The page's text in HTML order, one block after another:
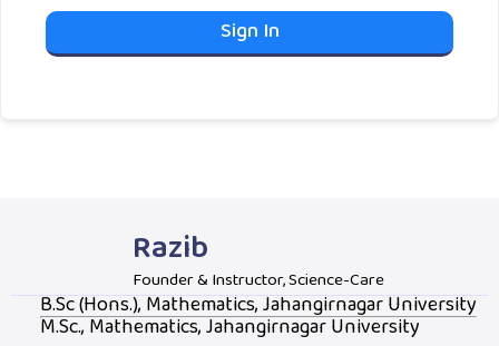
Sign In
Razib
Founder & Instructor, Science-Care
B.Sc (Hons.), Mathematics, Jahangirnagar University
M.Sc., Mathematics, Jahangirnagar University